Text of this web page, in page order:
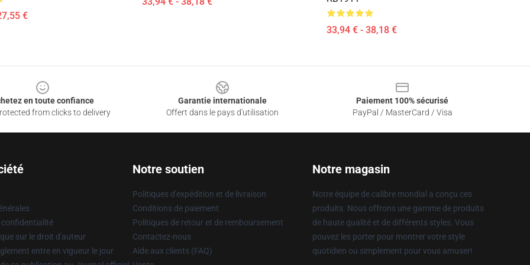
€
33,94 € - 38,18 €
en toute confiance
from clicks to delivery
Garantie internationale
Offert dans le pays d'utilisation
Paiement 100% sécurisé
PayPal / MasterCard / Visa
confidentialité
sur le droit d'auteur
entre en vigueur le jour
Notre soutien
Politiques d'expédition et de livraison
Conditions de paiement
Politiques de retour et de remboursement
Contactez-nous
Aide aux clients (FAQ)
Notre magasin
Notre équipe de calibre mondial a conçu ces
produits. Nous offrons une gamme de produits
de haute qualité et de différents styles. Vous
pouvez les porter pour montrer votre style
quotidien ou simplement pour vous amuser!